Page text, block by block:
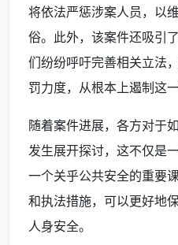
将依法严惩涉案人员，以
俗。此外，该案件还吸引
们纷纷呼吁完善相关立法
罚力度，从根本上遏制这
随着案件进展，各方对于
发生展开探讨，这不仅是
一个关乎公共安全的重要
和执法措施，可以更好地
人身安全。